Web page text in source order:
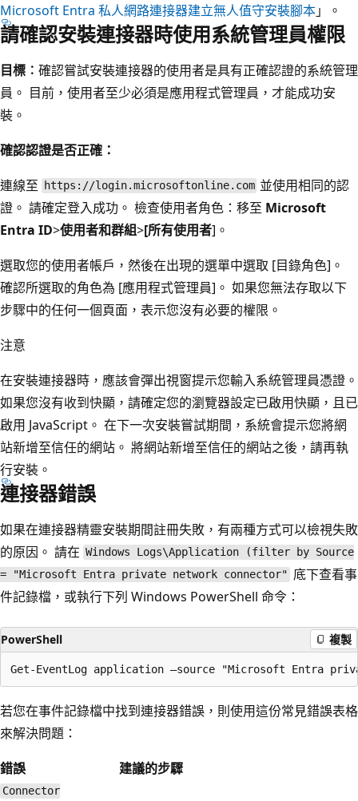
Microsoft Entra 私人網路連接器建立無人值守安裝腳本」。
請確認安裝連接器時使用系統管理員權限
目標︰ 確認嘗試安裝連接器的使用者是具有正確認證的系統管理
員。 目前，使用者至少必須是應用程式管理員，才能成功安
裝。
確認認證是否正確：
連線至
https://login.microsoftonline.com 並使用相同的認
證。 請確定登入成功。 檢查使用者角色：移至 Microsoft
Entra ID>使用者和群組>[所有使用者]。
選取您的使用者帳戶，然後在出現的選單中選取 [目錄角色] 。
確認所選取的角色為 [應用程式管理員] 。 如果您無法存取以下
步驟中的任何一個頁面，表示您沒有必要的權限。
注意
在安裝連接器時，應該會彈出視窗提示您輸入系統管理員憑證。
如果您沒有收到快顯，請確定您的瀏覽器設定已啟用快顯，且已
啟用 JavaScript。 在下一次安裝嘗試期間，系統會提示您將網
站新增至信任的網站。 將網站新增至信任的網站之後，請再執
行安裝。
連接器錯誤
如果在連接器精靈安裝期間註冊失敗，有兩種方式可以檢視失敗
的原因。 請在 Windows Logs\Application (filter by Source
= "Microsoft Entra private network connector" 底下查看事
件記錄檔，或執行下列 Windows PowerShell 命令：
PowerShell 複製
若您在事件記錄檔中找到連接器錯誤，則使用這份常見錯誤表格
來解決問題：
錯誤
建議的步驟
Connector